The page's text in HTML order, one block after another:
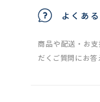
よくあ
商品や配送・お
だくご質問にお答